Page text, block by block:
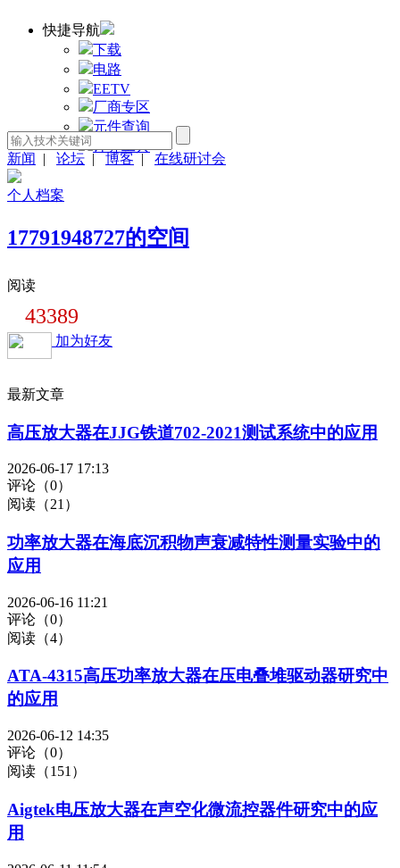
快捷导航
下载
电路
EETV
厂商专区
元件查询
计算工具
新闻
| 论坛 | 博客 | 在线研讨会
个人档案
17791948727的空间
阅读
43389
加为好友
最新文章
高压放大器在JJG铁道702-2021测试系统中的应用
2026-06-17 17:13
评论（0）
阅读（21）
功率放大器在海底沉积物声衰减特性测量实验中的
应用
2026-06-16 11:21
评论（0）
阅读（4）
ATA-4315高压功率放大器在压电叠堆驱动器研究中
的应用
2026-06-12 14:35
评论（0）
阅读（151）
Aigtek电压放大器在声空化微流控器件研究中的应
用